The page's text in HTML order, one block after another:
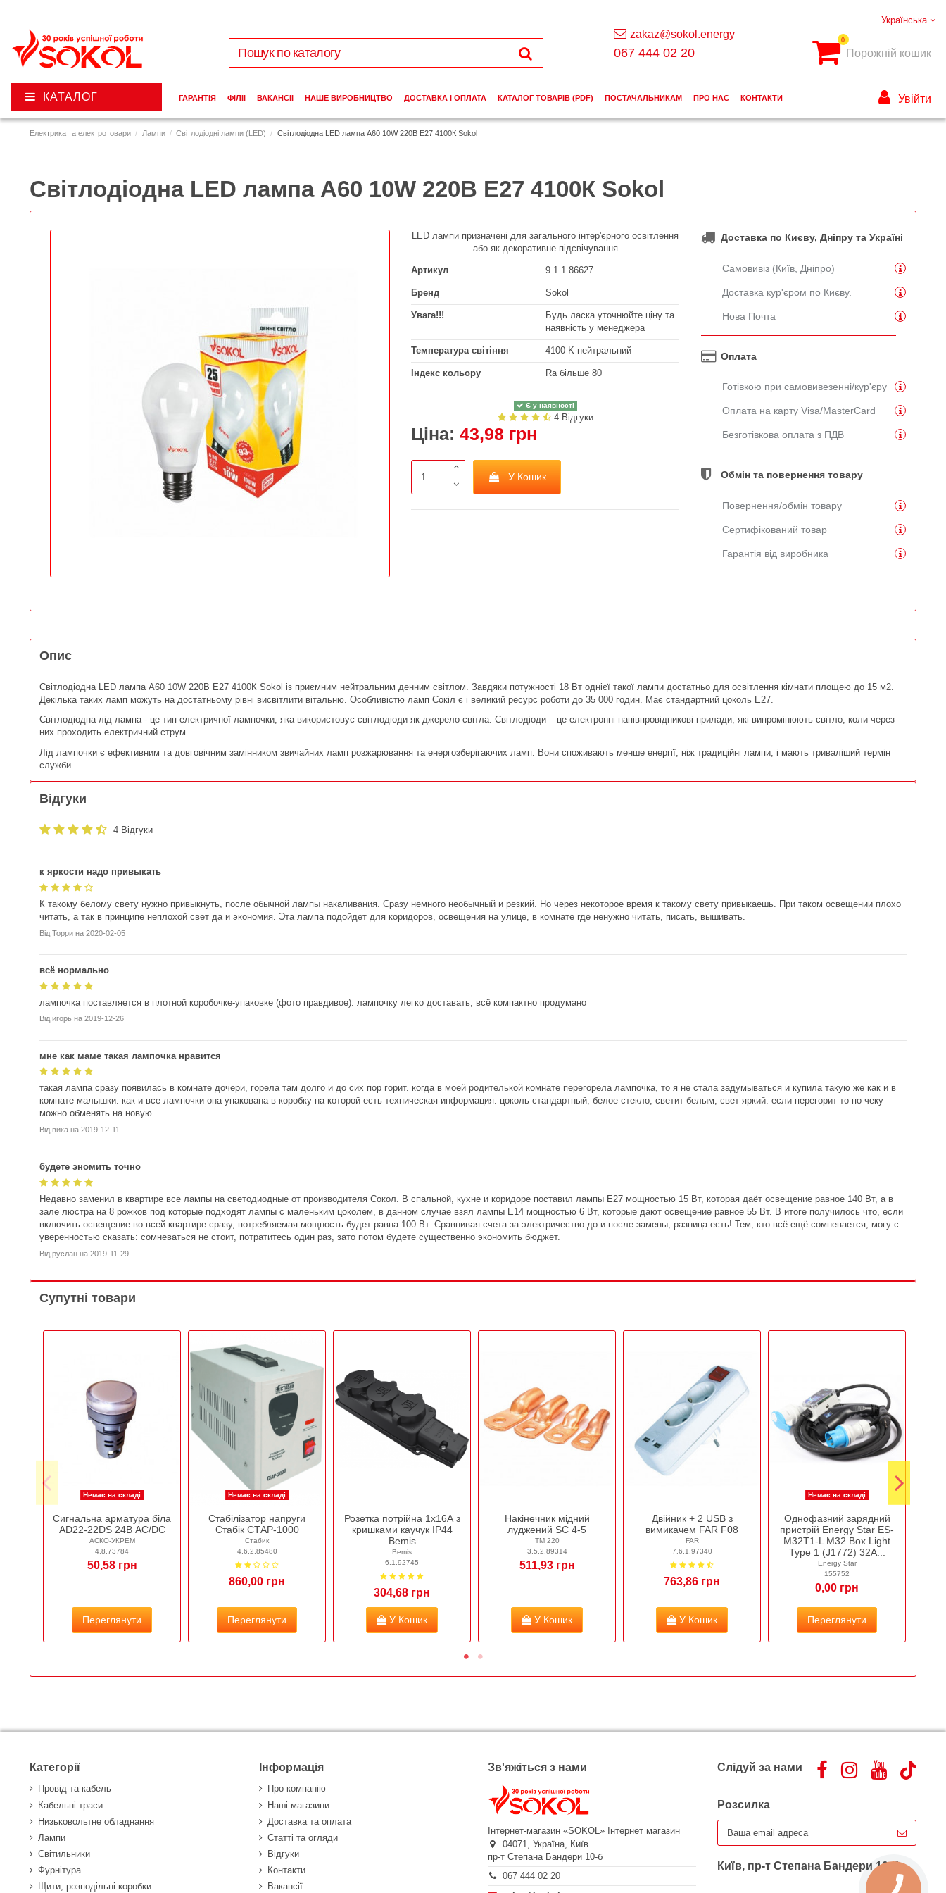
Електрика та електротовари Лампи Світлодіодні лампи (LED) Світлодіодна LED лампа A60 10W 220В E27 4100К Sokol
Світлодіодна LED лампа A60 10W 220В E27 4100К Sokol
LED лампи призначені для загального інтер'єрного освітлення
або як декоративне підсвічування
Артикул 9.1.1.86627
Бренд Sokol
Увага!!!
Будь ласка уточнюйте ціну та
наявність у менеджера
Температура світіння 4100 K нейтральний
Індекс кольору Ra більше 80
Є у наявності
4 Відгуки
Ціна: 43,98 грн
У Кошик
Доставка по Києву, Дніпру та Україні
Самовивіз (Київ, Дніпро)
Доставка кур'єром по Києву.
Нова Почта
Оплата
Готівкою при самовивезенні/кур'єру
Оплата на карту Visa/MasterCard
Безготівкова оплата з ПДВ
Обмін та повернення товару
Повернення/обмін товару
Сертифікований товар
Гарантія від виробника
Опис
Світлодіодна LED лампа A60 10W 220В E27 4100К Sokol із приємним нейтральним денним світлом. Завдяки потужності 18 Вт однієї такої лампи достатньо для освітлення кімнати площею до 15 м2.
Декілька таких ламп можуть на достатньому рівні висвітлити вітальню. Особливістю ламп Сокіл є і великий ресурс роботи до 35 000 годин. Має стандартний цоколь Е27.
Світлодіодна лід лампа - це тип електричної лампочки, яка використовує світлодіоди як джерело світла. Світлодіоди – це електронні напівпровідникові прилади, які випромінюють світло, коли через
них проходить електричний струм.
Лід лампочки є ефективним та довговічним замінником звичайних ламп розжарювання та енергозберігаючих ламп. Вони споживають менше енергії, ніж традиційні лампи, і мають триваліший термін
служби.
Відгуки
4 Відгуки
к яркости надо привыкать
К такому белому свету нужно привыкнуть, после обычной лампы накаливания. Сразу немного необычный и резкий. Но через некоторое время к такому свету привыкаешь. При таком освещении плохо
читать, а так в принципе неплохой свет да и экономия. Эта лампа подойдет для коридоров, освещения на улице, в комнате где ненужно читать, писать, вышивать.
Від Торри на 2020-02-05
всё нормально
лампочка поставляется в плотной коробочке-упаковке (фото правдивое). лампочку легко доставать, всё компактно продумано
Від игорь на 2019-12-26
мне как маме такая лампочка нравится
такая лампа сразу появилась в комнате дочери, горела там долго и до сих пор горит. когда в моей родителькой комнате перегорела лампочка, то я не стала задумываться и купила такую же как и в
комнате малышки. как и все лампочки она упакована в коробку на которой есть техническая информация. цоколь стандартный, белое стекло, светит белым, свет яркий. если перегорит то по чеку
можно обменять на новую
Від вика на 2019-12-11
будете эномить точно
Недавно заменил в квартире все лампы на светодиодные от производителя Сокол. В спальной, кухне и коридоре поставил лампы Е27 мощностью 15 Вт, которая даёт освещение равное 140 Вт, а в
зале люстра на 8 рожков под которые подходят лампы с маленьким цоколем, в данном случае взял лампы Е14 мощностью 6 Вт, которые дают освещение равное 55 Вт. В итоге получилось что, если
включить освещение во всей квартире сразу, потребляемая мощность будет равна 100 Вт. Сравнивая счета за электричество до и после замены, разница есть! Тем, кто всё ещё сомневается, могу с
уверенностью сказать: сомневаться не стоит, потратитесь один раз, зато потом будете существенно экономить бюджет.
Від руслан на 2019-11-29
Супутні товари
Немає на складі
Сигнальна арматура біла
AD22-22DS 24В AC/DC
АСКО-УКРЕМ
4.8.73784
50,58 грн
Переглянути
Немає на складі
Стабілізатор напруги
Стабік СТАР-1000
Стабик
4.6.2.85480
860,00 грн
Переглянути
Розетка потрійна 1х16А з
кришками каучук IP44
Bemis
Bemis
6.1.92745
304,68 грн
У Кошик
Накінечник мідний
луджений SC 4-5
ТМ 220
3.5.2.89314
511,93 грн
У Кошик
Двійник + 2 USB з
вимикачем FAR F08
FAR
7.6.1.97340
763,86 грн
У Кошик
Немає на складі
Однофазний зарядний
пристрій Energy Star ES-
M32T1-L M32 Box Light
Type 1 (J1772) 32А...
Energy Star
155752
0,00 грн
Переглянути
Українська
zakaz@sokol.energy
067 444 02 20
0
Порожній кошик
КАТАЛОГ ГАРАНТІЯ ФІЛІЇ ВАКАНСІЇ НАШЕ ВИРОБНИЦТВО ДОСТАВКА І ОПЛАТА КАТАЛОГ ТОВАРІВ (PDF) ПОСТАЧАЛЬНИКАМ ПРО НАС КОНТАКТИ Увійти
Категорії
Провід та кабель
Кабельні траси
Низьковольтне обладнання
Лампи
Світильники
Фурнітура
Щити, розподільні коробки
Інформація
Про компанію
Наші магазини
Доставка та оплата
Статті та огляди
Відгуки
Контакти
Вакансії
Зв'яжіться з нами
Інтернет-магазин «SOKOL» Інтернет магазин
04071,Україна,
Київ
пр-т Степана Бандери 10-б
067 444 02 20
Слідуй за нами
Розсилка
Київ, пр-т Степана Бандери 10-б